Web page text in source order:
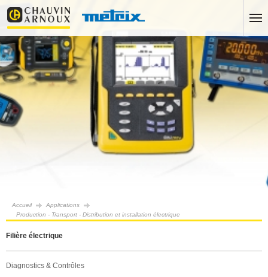
Accueil
Applications
Production - Transport - Distribution et installation électrique
Filière électrique
Diagnostics & Contrôles